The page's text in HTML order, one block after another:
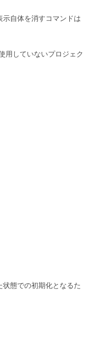
自体を消すコマンドは
用していないプロジェク
状態での初期化となるた